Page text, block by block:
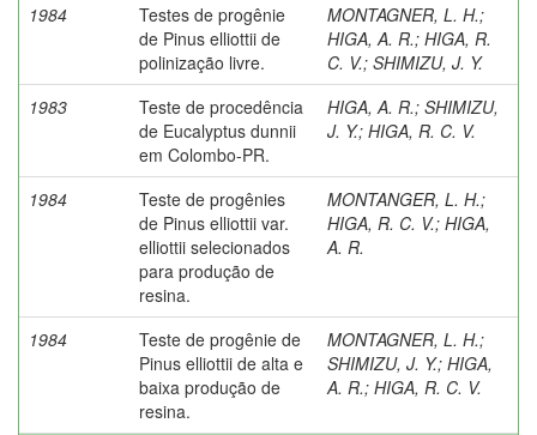
1984
Testes de progênie
de Pinus elliottii de
polinização livre.
MONTAGNER, L. H.;
HIGA, A. R.; HIGA, R.
C. V.; SHIMIZU, J. Y.
1983
Teste de procedência
de Eucalyptus dunnii
em Colombo-PR.
HIGA, A. R.; SHIMIZU,
J. Y.; HIGA, R. C. V.
1984
Teste de progênies
de Pinus elliottii var.
elliottii selecionados
para produção de
resina.
MONTANGER, L. H.;
HIGA, R. C. V.; HIGA,
A. R.
1984
Teste de progênie de
Pinus elliottii de alta e
baixa produção de
resina.
MONTAGNER, L. H.;
SHIMIZU, J. Y.; HIGA,
A. R.; HIGA, R. C. V.